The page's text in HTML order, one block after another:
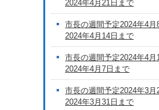
2024年4月21日まで
市長の週間予定2024年4月
2024年4月14日まで
市長の週間予定2024年4月
2024年4月7日まで
市長の週間予定2024年3月
2024年3月31日まで